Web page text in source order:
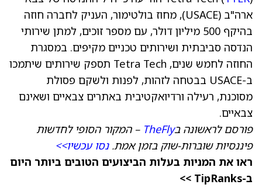
ארה"ב (USACE), מחוז בולטימור, העניק לחברה חוזה
בהיקף 500 מיליון דולר, עם מספר זוכים, למתן שירותי
הנדסה סביבתית ושירותים טכניים מקיפים. במסגרת
החוזה לחמש שנים, Tetra Tech תספק שירותים שיתמכו
ב-USACE בבטחה לזהות, לפנות ולשקם פסולת
מסוכנת, רעילה ורדיואקטיבית באתרים צבאיים ושאינם
צבאיים.
פורסם לראשונה בTheFly – המקור הסופי לחדשות
פיננסיות שוברות-שוק בזמן אמת.נסו עכשיו>>
ראו את המניות בעלות הביצועים הטובים ביותר היום
ב-TipRanks >>